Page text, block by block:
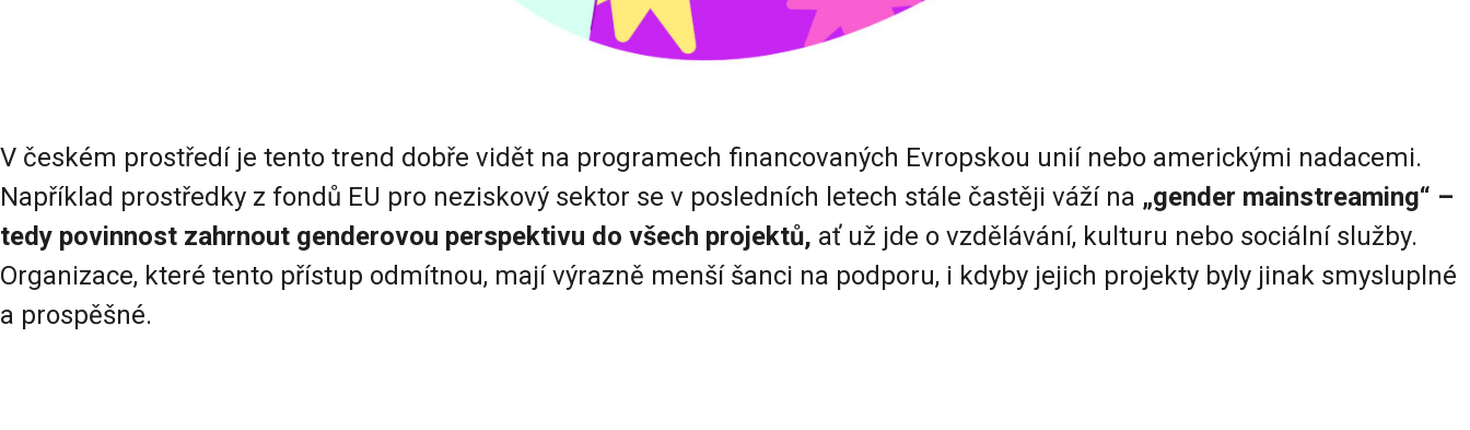
V českém prostředí je tento trend dobře vidět na programech financovaných Evropskou unií nebo americkými nadacemi.
Například prostředky z fondů EU pro neziskový sektor se v posledních letech stále častěji váží na „gender mainstreaming“ –
tedy povinnost zahrnout genderovou perspektivu do všech projektů, ať už jde o vzdělávání, kulturu nebo sociální služby.
Organizace, které tento přístup odmítnou, mají výrazně menší šanci na podporu, i kdyby jejich projekty byly jinak smysluplné
a prospěšné.